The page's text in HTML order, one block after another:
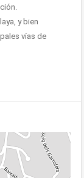
y bien
vías de